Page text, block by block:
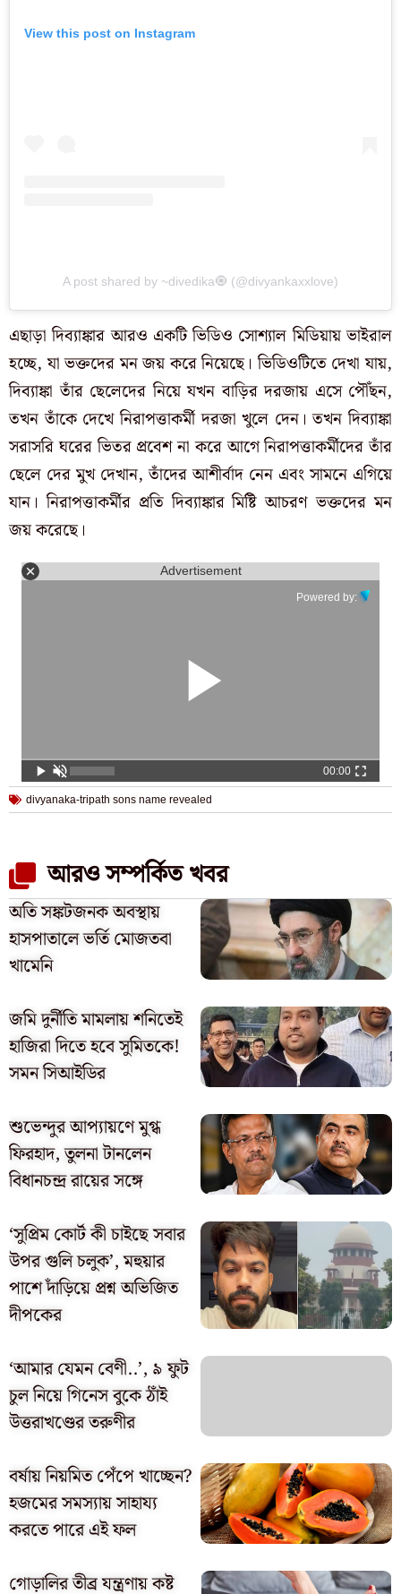
View this post on Instagram
A post shared by ~divedika🧿 (@divyankaxxlove)
এছাড়া দিব্যাঙ্কার আরও একটি ভিডিও সোশ্যাল মিডিয়ায় ভাইরাল
হচ্ছে, যা ভক্তদের মন জয় করে নিয়েছে। ভিডিওটিতে দেখা যায়,
দিব্যাঙ্কা তাঁর ছেলেদের নিয়ে যখন বাড়ির দরজায় এসে পৌঁছন,
তখন তাঁকে দেখে নিরাপত্তাকর্মী দরজা খুলে দেন। তখন দিব্যাঙ্কা
সরাসরি ঘরের ভিতর প্রবেশ না করে আগে নিরাপত্তাকর্মীদের তাঁর
ছেলে দের মুখ দেখান, তাঁদের আশীর্বাদ নেন এবং সামনে এগিয়ে
যান। নিরাপত্তাকর্মীর প্রতি দিব্যাঙ্কার মিষ্টি আচরণ ভক্তদের মন
জয় করেছে।
Advertisement
Powered by:
00:00
divyanaka-tripath sons name revealed
আরও সম্পর্কিত খবর
অতি সঙ্কটজনক অবস্থায়
হাসপাতালে ভর্তি মোজতবা
খামেনি
জমি দুর্নীতি মামলায় শনিতেই
হাজিরা দিতে হবে সুমিতকে!
সমন সিআইডির
শুভেন্দুর আপ্যায়ণে মুগ্ধ
ফিরহাদ, তুলনা টানলেন
বিধানচন্দ্র রায়ের সঙ্গে
‘সুপ্রিম কোর্ট কী চাইছে সবার
উপর গুলি চলুক’, মহুয়ার
পাশে দাঁড়িয়ে প্রশ্ন অভিজিত
দীপকের
‘আমার যেমন বেণী..’, ৯ ফুট
চুল নিয়ে গিনেস বুকে ঠাঁই
উত্তরাখণ্ডের তরুণীর
বর্ষায় নিয়মিত পেঁপে খাচ্ছেন?
হজমের সমস্যায় সাহায্য
করতে পারে এই ফল
গোড়ালির তীব্র যন্ত্রণায় কষ্ট